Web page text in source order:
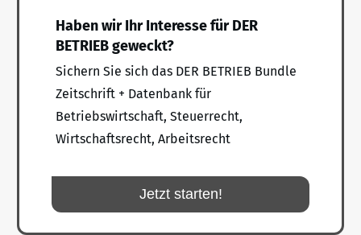
Haben wir Ihr Interesse für DER
BETRIEB geweckt?
Sichern Sie sich das DER BETRIEB Bundle
Zeitschrift + Datenbank für
Betriebswirtschaft, Steuerrecht,
Wirtschaftsrecht, Arbeitsrecht
Jetzt starten!